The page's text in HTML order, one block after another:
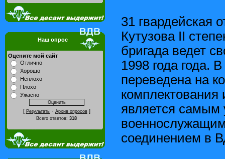
Наш опрос
Оцените мой сайт
Отлично
Хорошо
Неплохо
Плохо
Ужасно
[ Результаты· Архив опросов]
Всего ответов: 318
31 гвардейская
Кутузова II
бригада ведет
1998 года года.
переведена на
комплектования
является самым
соединением в